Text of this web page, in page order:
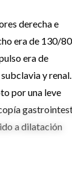
derecha e
era de 130/80
era de
y
por una leve
a dilatación